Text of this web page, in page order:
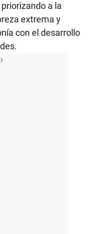
a la
extrema y
con el desarrollo